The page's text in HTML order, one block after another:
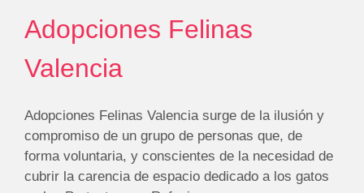
Adopciones Felinas
Valencia
Adopciones Felinas Valencia surge de la ilusión y
compromiso de un grupo de personas que, de
forma voluntaria, y conscientes de la necesidad de
cubrir la carencia de espacio dedicado a los gatos